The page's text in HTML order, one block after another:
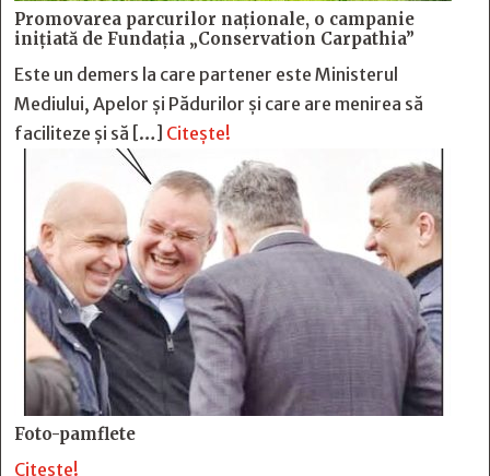
Promovarea parcurilor naționale, o campanie
inițiată de Fundația „Conservation Carpathia”
Este un demers la care partener este Ministerul
Mediului, Apelor și Pădurilor și care are menirea să
faciliteze și să […] Citește!
Foto-pamflete
Citește!